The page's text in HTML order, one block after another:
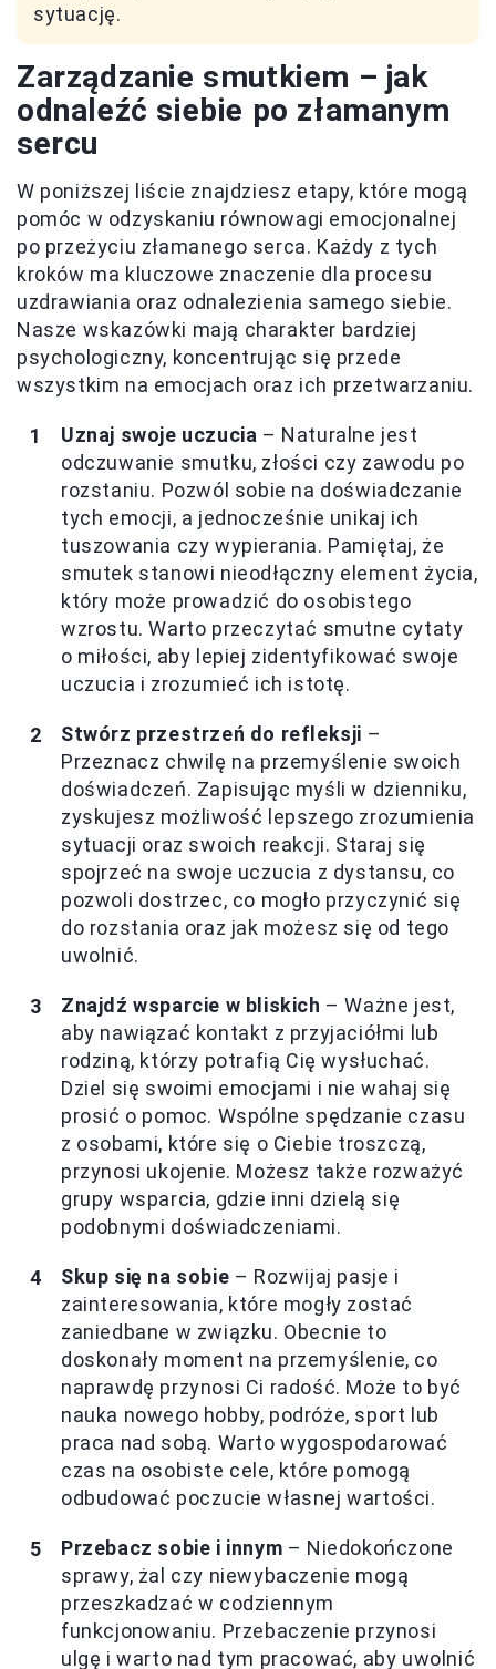
sytuację.
Zarządzanie smutkiem – jak
odnaleźć siebie po złamanym
sercu
W poniższej liście znajdziesz etapy, które mogą
pomóc w odzyskaniu równowagi emocjonalnej
po przeżyciu złamanego serca. Każdy z tych
kroków ma kluczowe znaczenie dla procesu
uzdrawiania oraz odnalezienia samego siebie.
Nasze wskazówki mają charakter bardziej
psychologiczny, koncentrując się przede
wszystkim na emocjach oraz ich przetwarzaniu.
Uznaj swoje uczucia – Naturalne jest
odczuwanie smutku, złości czy zawodu po
rozstaniu. Pozwól sobie na doświadczanie
tych emocji, a jednocześnie unikaj ich
tuszowania czy wypierania. Pamiętaj, że
smutek stanowi nieodłączny element życia,
który może prowadzić do osobistego
wzrostu. Warto przeczytać smutne cytaty
o miłości, aby lepiej zidentyfikować swoje
uczucia i zrozumieć ich istotę.
Stwórz przestrzeń do refleksji –
Przeznacz chwilę na przemyślenie swoich
doświadczeń. Zapisując myśli w dzienniku,
zyskujesz możliwość lepszego zrozumienia
sytuacji oraz swoich reakcji. Staraj się
spojrzeć na swoje uczucia z dystansu, co
pozwoli dostrzec, co mogło przyczynić się
do rozstania oraz jak możesz się od tego
uwolnić.
Znajdź wsparcie w bliskich – Ważne jest,
aby nawiązać kontakt z przyjaciółmi lub
rodziną, którzy potrafią Cię wysłuchać.
Dziel się swoimi emocjami i nie wahaj się
prosić o pomoc. Wspólne spędzanie czasu
z osobami, które się o Ciebie troszczą,
przynosi ukojenie. Możesz także rozważyć
grupy wsparcia, gdzie inni dzielą się
podobnymi doświadczeniami.
Skup się na sobie – Rozwijaj pasje i
zainteresowania, które mogły zostać
zaniedbane w związku. Obecnie to
doskonały moment na przemyślenie, co
naprawdę przynosi Ci radość. Może to być
nauka nowego hobby, podróże, sport lub
praca nad sobą. Warto wygospodarować
czas na osobiste cele, które pomogą
odbudować poczucie własnej wartości.
Przebacz sobie i innym – Niedokończone
sprawy, żal czy niewybaczenie mogą
przeszkadzać w codziennym
funkcjonowaniu. Przebaczenie przynosi
ulgę i warto nad tym pracować, aby uwolnić